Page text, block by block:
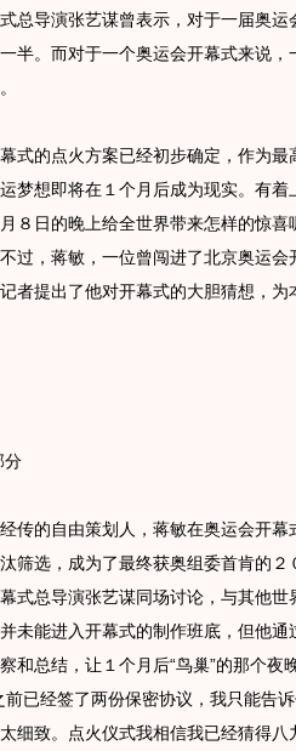
总导演张艺谋曾表示，对于一届奥
半。而对于一个奥运会开幕式来说
式的点火方案已经初步确定，作为最
梦想即将在１个月后成为现实。有着
８日的晚上给全世界带来怎样的惊喜
过，蒋敏，一位曾闯进了北京奥运
者提出了他对开幕式的大胆猜想，为
的自由策划人，蒋敏在奥运会开幕
筛选，成为了最终获奥组委首肯的２
式总导演张艺谋同场讨论，与其他世
未能进入开幕式的制作班底，但他通
和总结，让１个月后“鸟巢”的那个夜
前已经签了两份保密协议，我只能告
细致。点火仪式我相信我已经猜得